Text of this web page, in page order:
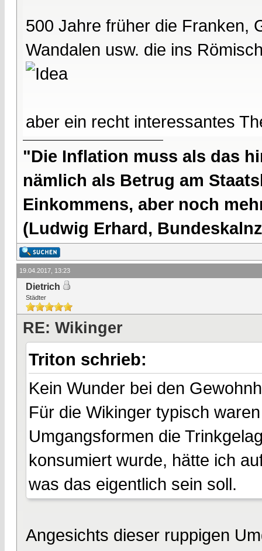
500 Jahre früher die Franken,
Wandalen usw. die ins
aber ein recht interessantes
"Die Inflation muss als das
nämlich als Betrug am
Einkommens, aber noch
(Ludwig Erhard,
19.04.2017, 13:23
Dietrich
Städter
RE: Wikinger
Triton schrieb:
Kein Wunder bei den
Für die Wikinger typisch
Umgangsformen die
konsumiert wurde, hätte ich
was das eigentlich sein soll.
Angesichts dieser ruppigen